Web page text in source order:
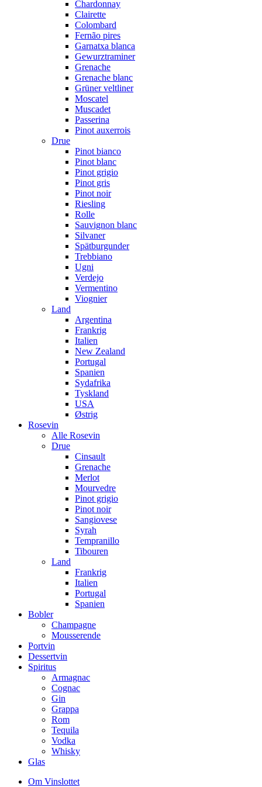
Chardonnay
Clairette
Colombard
Fernão pires
Garnatxa blanca
Gewurztraminer
Grenache
Grenache blanc
Grüner veltliner
Moscatel
Muscadet
Passerina
Pinot auxerrois
Drue
Pinot bianco
Pinot blanc
Pinot grigio
Pinot gris
Pinot noir
Riesling
Rolle
Sauvignon blanc
Silvaner
Spätburgunder
Trebbiano
Ugni
Verdejo
Vermentino
Viognier
Land
Argentina
Frankrig
Italien
New Zealand
Portugal
Spanien
Sydafrika
Tyskland
USA
Østrig
Rosevin
Alle Rosevin
Drue
Cinsault
Grenache
Merlot
Mourvedre
Pinot grigio
Pinot noir
Sangiovese
Syrah
Tempranillo
Tibouren
Land
Frankrig
Italien
Portugal
Spanien
Bobler
Champagne
Mousserende
Portvin
Dessertvin
Spiritus
Armagnac
Cognac
Gin
Grappa
Rom
Tequila
Vodka
Whisky
Glas
Om Vinslottet